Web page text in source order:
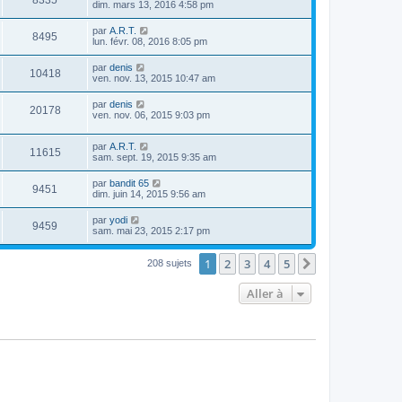
dim. mars 13, 2016 4:58 pm
8495 par A.R.T.
lun. févr. 08, 2016 8:05 pm
10418 par denis
ven. nov. 13, 2015 10:47 am
20178 par denis
ven. nov. 06, 2015 9:03 pm
11615 par A.R.T.
sam. sept. 19, 2015 9:35 am
9451 par bandit 65
dim. juin 14, 2015 9:56 am
9459 par yodi
sam. mai 23, 2015 2:17 pm
208 sujets 1 2 3 4 5
Aller à